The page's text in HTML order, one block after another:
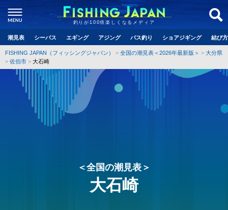
釣りが100倍楽しくなるメディア
潮見表 シーバス エギング アジング バス釣り ショアジギング 結び
FISHING JAPAN（フィッシングジャパン） 全国の潮見表＜2026年最新版＞
大分県
佐伯市
大石崎
＜全国の潮見表＞
大石崎